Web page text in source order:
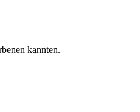
kannten.